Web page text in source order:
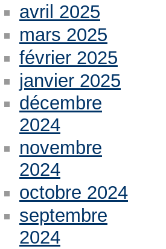
avril 2025
mars 2025
février 2025
janvier 2025
décembre
2024
novembre
2024
octobre 2024
septembre
2024